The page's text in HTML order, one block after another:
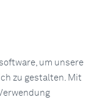
um unsere
zu gestalten. Mit